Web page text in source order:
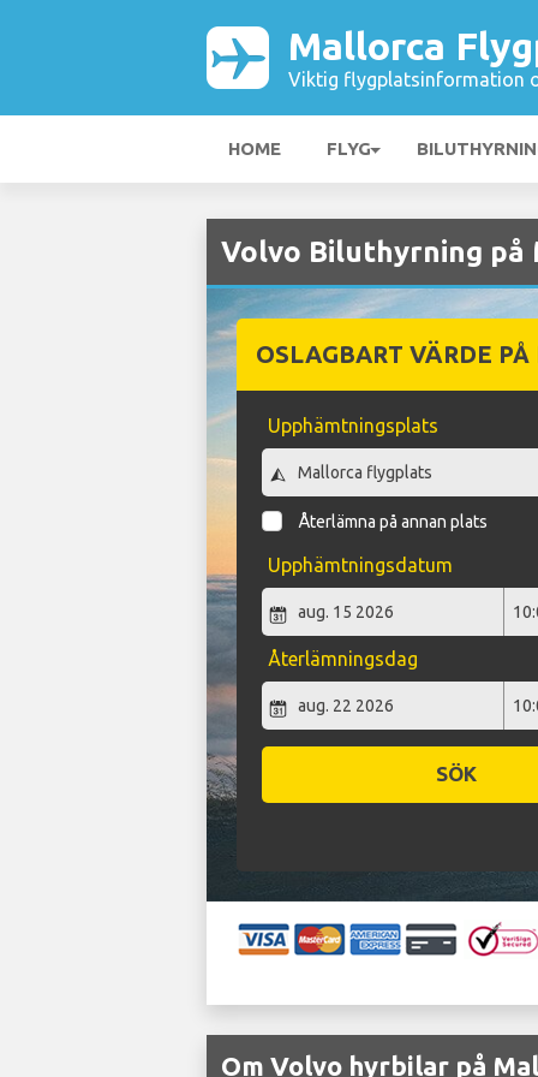
Mallorca
Viktig flygplatsinformation
HOME FLYG
Volvo Biluthyrning på
OSLAGBART VÄRDE
Upphämtningsplats
Återlämna på annan plats
Upphämtningsdatum
Återlämningsdag
SÖK
Om Volvo hyrbilar på